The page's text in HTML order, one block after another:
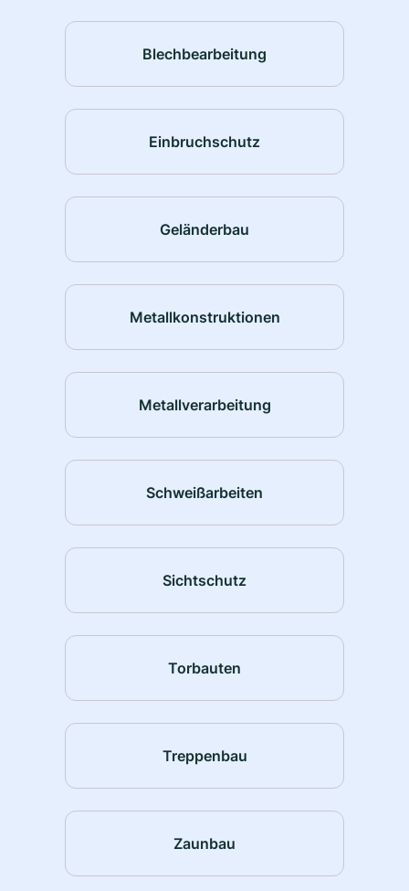
Blechbearbeitung
Einbruchschutz
Geländerbau
Metallkonstruktionen
Metallverarbeitung
Schweißarbeiten
Sichtschutz
Torbauten
Treppenbau
Zaunbau